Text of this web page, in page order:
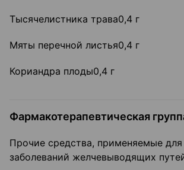
Тысячелистника трава0,4 г
Мяты перечной листья0,4 г
Кориандра плоды0,4 г
Фармакотерапевтическая
Прочие средства, применяемые для
заболеваний желчевыводящих